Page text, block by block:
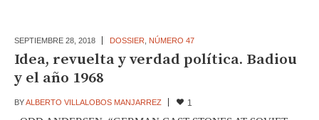
SEPTIEMBRE 28, 2018 DOSSIER NÚMERO 47
Idea, revuelta y verdad política. Badiou
y el año 1968
BYALBERTO VILLALOBOS MANJARREZ 1